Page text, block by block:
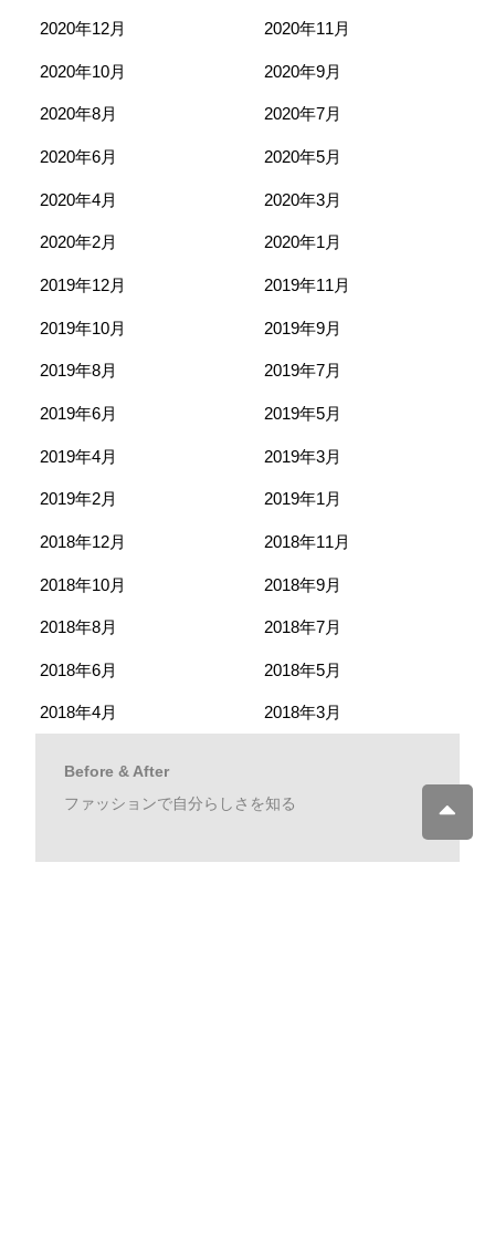
2020年12月 2020年11月
2020年10月 2020年9月
2020年8月 2020年7月
2020年6月 2020年5月
2020年4月 2020年3月
2020年2月 2020年1月
2019年12月 2019年11月
2019年10月 2019年9月
2019年8月 2019年7月
2019年6月 2019年5月
2019年4月 2019年3月
2019年2月 2019年1月
2018年12月 2018年11月
2018年10月 2018年9月
2018年8月 2018年7月
2018年6月 2018年5月
2018年4月 2018年3月
Before & After
ファッションで自分らしさを知る